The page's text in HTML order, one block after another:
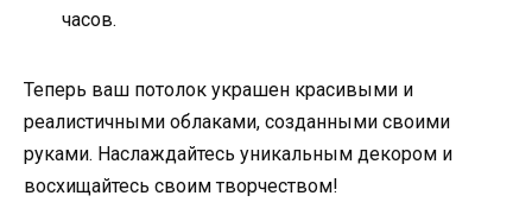
часов.
Теперь ваш потолок украшен красивыми и
реалистичными облаками, созданными своими
руками. Наслаждайтесь уникальным декором и
восхищайтесь своим творчеством!